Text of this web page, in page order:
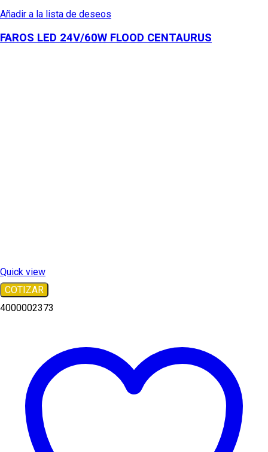
Añadir a la lista de deseos
FAROS LED 24V/60W FLOOD CENTAURUS
Quick view
COTIZAR
4000002373